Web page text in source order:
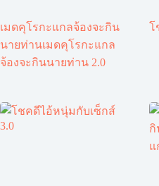
เมดคุโรกะแกลจ้องจะกิน
นายท่านเมดคุโรกะแกล
จ้องจะกินนายท่าน 2.0
โ